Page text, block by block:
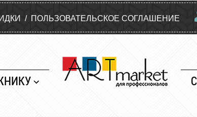
/ ПОЛЬЗОВАТЕЛЬСКОЕ СОГЛАШЕНИЕ